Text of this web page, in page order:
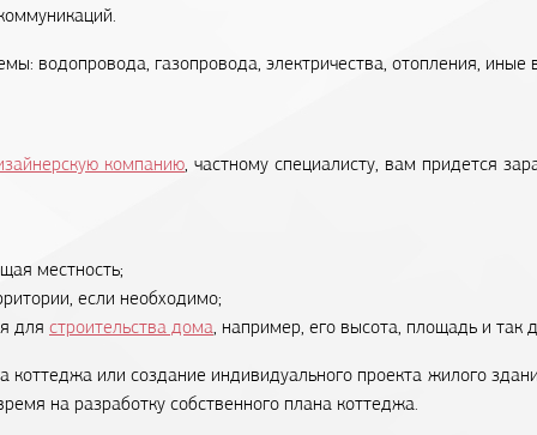
водопровода, газопровода, электричества, отопления, иные
компанию, частному специалисту, вам придется
местность;
если необходимо;
для строительства дома, например, его высота, площадь и так
коттеджа или создание индивидуального проекта жилого
на разработку собственного плана коттеджа.